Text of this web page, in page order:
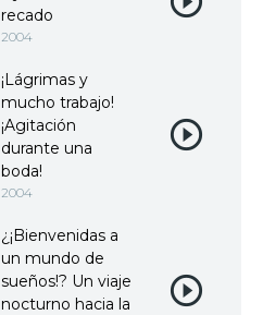
recado
2004
¡Lágrimas y
mucho trabajo!
¡Agitación
durante una
boda!
2004
¿¡Bienvenidas a
un mundo de
sueños!? Un viaje
nocturno hacia la